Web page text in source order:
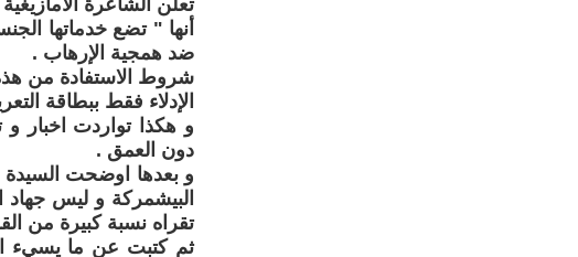
تعلن الشاعرة
أنها " تضع خدماتها
ضد همجية الإرهاب .
شروط الاستفادة من
الإدلاء فقط ببطاقة
و هكذا تواردت اخبار
دون العمق .
و بعدها اوضحت
البيشمركة و ليس
تقراه نسبة كبيرة من
ثم كتبت عن ما يسيء